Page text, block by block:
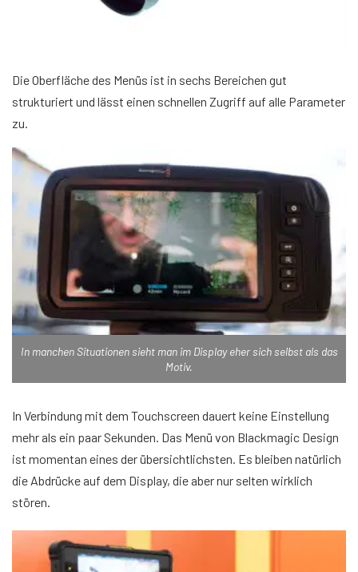
Die Oberfläche des Menüs ist in sechs Bereichen gut
strukturiert und lässt einen schnellen Zugriff auf alle Parameter
zu.
In manchen Situationen sieht man im Display eher sich selbst als das
Motiv.
In Verbindung mit dem Touchscreen dauert keine Einstellung
mehr als ein paar Sekunden. Das Menü von Blackmagic Design
ist momentan eines der übersichtlichsten. Es bleiben natürlich
die Abdrücke auf dem Display, die aber nur selten wirklich
stören.